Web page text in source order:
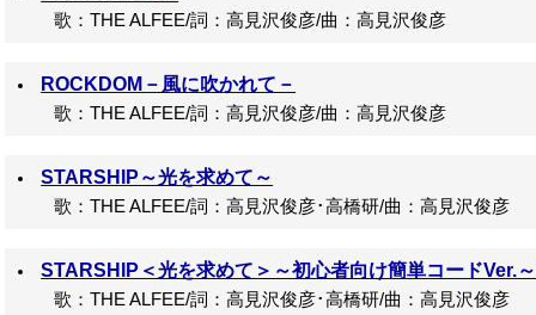
歌：THE ALFEE/詞：高見沢俊彦/曲：高見沢俊彦
ROCKDOM－風に吹かれて－
歌：THE ALFEE/詞：高見沢俊彦/曲：高見沢俊彦
STARSHIP～光を求めて～
歌：THE ALFEE/詞：高見沢俊彦･高橋研/曲：高見沢俊彦
STARSHIP＜光を求めて＞～初心者向け簡単コードVer.～
歌：THE ALFEE/詞：高見沢俊彦･高橋研/曲：高見沢俊彦